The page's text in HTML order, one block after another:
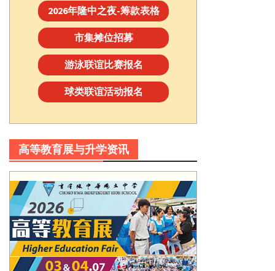
2026年隆中之夜-筹款表格
市集摊位招募
游泳联谊比赛报名
球类联谊活动报名
高等教育展与升学资讯